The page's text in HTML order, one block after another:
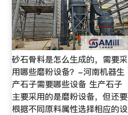
砂石骨料是怎么生成的，需要采
用哪些磨粉设备？-河南机器生
产石子需要哪些设备 生产石子
主要采用的是磨粉设备，但还要
根据不同原料属性选择相应的设